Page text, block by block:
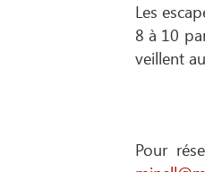
Les
8 à 10
veillent
Pour